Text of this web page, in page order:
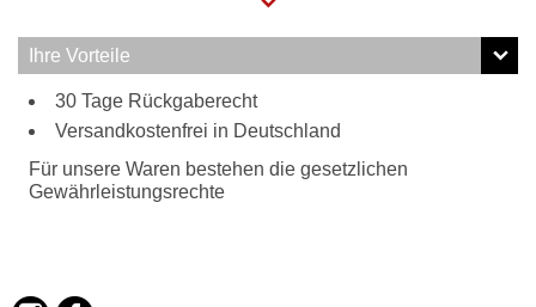
1 Reißverschlussfach
2 Steckfächer
Außen:
1 Reißverschlussfach
Tragweise:
Schulterriemen
Clutch
Ihre Vorteile
30 Tage Rückgaberecht
Versandkostenfrei in Deutschland
Für unsere Waren bestehen die gesetzlichen
Gewährleistungsrechte